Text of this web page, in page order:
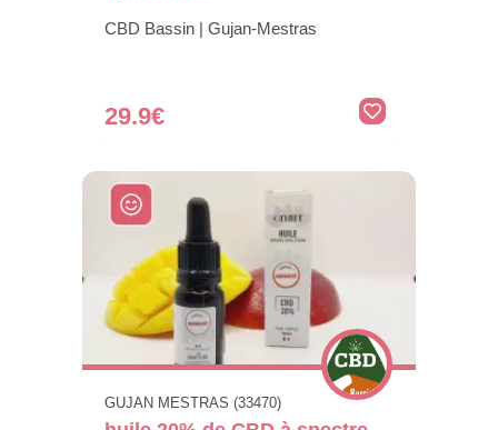
CBD Bassin | Gujan-Mestras
29.9€
GUJAN MESTRAS (33470)